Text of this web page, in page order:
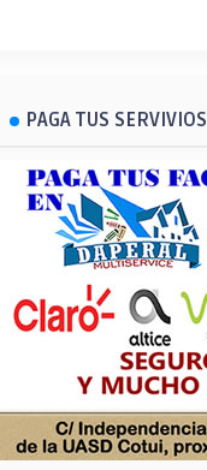
PAGA TUS SERVIVIOS